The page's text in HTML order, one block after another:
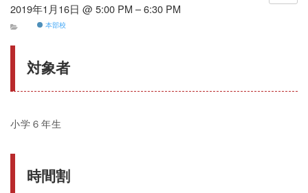
2019年1月16日 @ 5:00 PM – 6:30 PM
本部校
対象者
小学６年生
時間割